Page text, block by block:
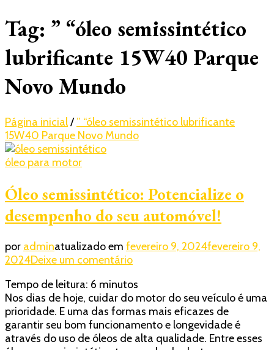
Tag: ” “óleo semissintético
lubrificante 15W40 Parque
Novo Mundo
Página inicial/ ” “óleo semissintético lubrificante
15W40 Parque Novo Mundo
óleo para motor
Óleo semissintético: Potencialize o
desempenho do seu automóvel!
por adminatualizado em fevereiro 9, 2024fevereiro 9,
2024Deixe um comentárioem
semissintético:
Potencialize
o
desempenho
do
Tempo de leitura: 6 minutos
Nos dias de hoje, cuidar do motor do seu veículo é uma
prioridade. E uma das formas mais eficazes de
garantir seu bom funcionamento e longevidade é
através do uso de óleos de alta qualidade. Entre esses